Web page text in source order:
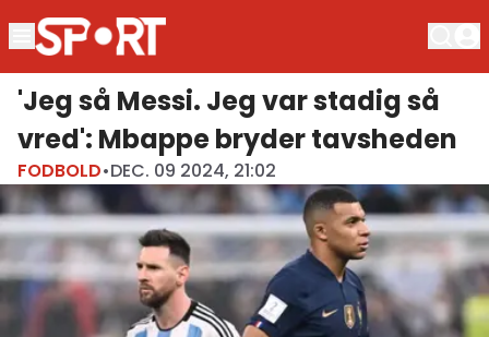
'Jeg så Messi. Jeg var stadig så
vred': Mbappe bryder tavsheden
FODBOLD•DEC. 09 2024, 21:02